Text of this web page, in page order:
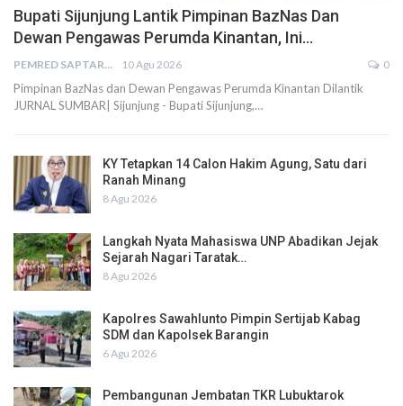
Bupati Sijunjung Lantik Pimpinan BazNas Dan
Dewan Pengawas Perumda Kinantan, Ini…
PEMRED SAPTARIUS 10 Agu 2026 0
Pimpinan BazNas dan Dewan Pengawas Perumda Kinantan Dilantik
JURNAL SUMBAR| Sijunjung - Bupati Sijunjung,…
KY Tetapkan 14 Calon Hakim Agung, Satu dari
Ranah Minang
8 Agu 2026
Langkah Nyata Mahasiswa UNP Abadikan Jejak
Sejarah Nagari Taratak…
8 Agu 2026
Kapolres Sawahlunto Pimpin Sertijab Kabag
SDM dan Kapolsek Barangin
6 Agu 2026
Pembangunan Jembatan TKR Lubuktarok